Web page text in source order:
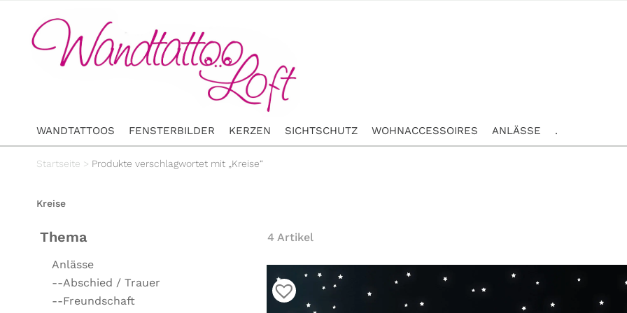
WANDTATTOOS FENSTERBILDER KERZEN SICHTSCHUTZ WOHNACCESSOIRES ANLÄSSE .
Startseite > Produkte verschlagwortet mit „Kreise“
Kreise
Thema
Anlässe
--Abschied / Trauer
--Freundschaft
4 Artikel